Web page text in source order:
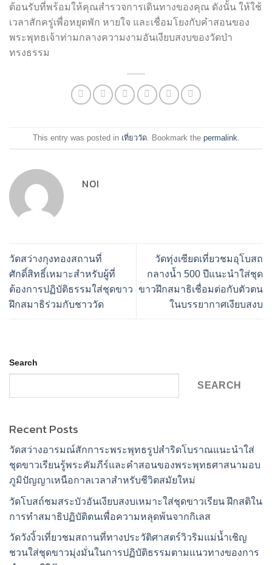
ต้อนรับที่พร้อมให้คุณสำรวจการเดินทางของคุณ ดังนั้น ให้ใช้
เวลาสักครู่เพื่อหยุดพัก หายใจ และเชื่อมโยงกับคำสอนของ
พระพุทธเจ้าท่ามกลางความงามอันเงียบสงบของวัดป่า
ทรงธรรม
This entry was posted in เที่ยววัด. Bookmark the permalink
NOI
วัดสว่างกุงทองสถานที่
ศักดิ์สิทธิ์เหมาะสำหรับผู้ที่
ต้องการปฏิบัติธรรมใส่ชุดขาว
ฝึกสมาธิร่วมกับชาววัด
วัดทุ่งเซียดเที่ยวชมอุโบสถ
กลางน้ำ 500 ปีแนะนำใส่ชุด
ขาวฝึกสมาธิเชื่อมต่อกับตัวตน
ในบรรยากาศเงียบสงบ
Search
SEARCH
Recent Posts
วัดสว่างอารมณ์สักการะพระพุทธรูปสำริดโบราณแนะนำใส่
ชุดขาวเรียนรู้พระคัมภีร์และคำสอนของพระพุทธศาสนามอบ
ภูมิปัญญาเหนือกาลเวลาสำหรับชีวิตสมัยใหม่
วัดโบสถ์ชมสระบัวอันเงียบสงบเหมาะใส่ชุดขาวเรียน ฝึกสติใน
การทำสมาธิปฏิบัติตนเพื่อความหลุดพ้นจากกิเลส
วัดวังงิ้วเที่ยวชมสถานที่ทางประวัติศาสตร์วิวริมแม่น้ำเชิญ
ชวนใส่ชุดขาวมุ่งมั่นในการปฏิบัติธรรมตามแนวทางของการ